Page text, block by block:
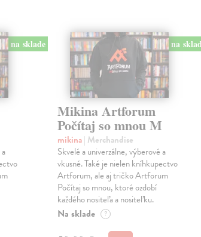
na sklade na
Mikina Artforum
Počítaj so mnou M
mikina| Merchandise
Skvelé a univerzálne, výberové a
vkusné. Také je nielen kníhkupectvo
Artforum, ale aj tričko Artforum
Počítaj so mnou, ktoré ozdobí
každého nositeľa a nositeľku.
Na sklade ?